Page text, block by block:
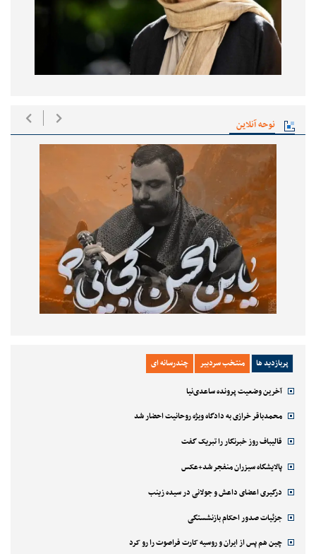
نوحه آنلاین
پربازدید ها منتخب سردبیر چندرسانه ای
آخرین وضعیت پرونده ساعدی‌نیا
محمدباقر خرازی به دادگاه ویژه روحانیت احضار شد
قالیباف روز خبرنگار را تبریک گفت
پالایشگاه سیزران منفجر شد+عکس
درگیری اعضای داعش و جولانی در سیده زینب
جزئیات صدور احکام بازنشستگی
چین هم پس از ایران و روسیه کارت فراصوت را رو کرد